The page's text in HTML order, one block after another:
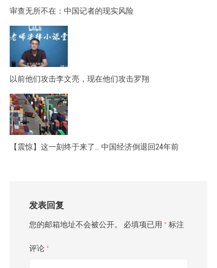
审查无所不在：中国记者的现实风险
以前他们攻击李文亮，现在他们攻击罗翔
【震惊】这一刻终于来了… 中国经济倒退回24年前
发表回复
您的邮箱地址不会被公开。 必填项已用 * 标注
评论 *